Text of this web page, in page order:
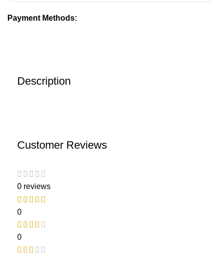
Payment Methods:
Description
Customer Reviews
0 reviews
0
0